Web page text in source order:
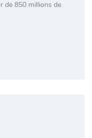
de 850 millions de